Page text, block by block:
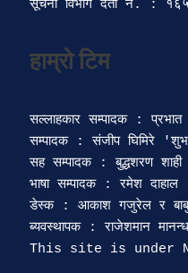
सूचना विभाग दर्ता‍ नं. :
हाम्रो टिम
सल्लाहकार सम्पादक :
सम्पादक : संजीप घिमिरे
सह सम्पादक : बुद्धशरण शाही
भाषा सम्पादक : रमेश दाहाल
डेस्क : आकाश गजुरेल र
ब्यवस्थापक : राजेशमान